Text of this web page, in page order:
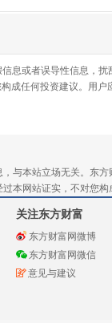
息或者误导性信息，
成任何投资建议。用
与本站立场无关。东
本网站证实，不对您
关注东方财富
东方财富网微博
东方财富网微信
意见与建议